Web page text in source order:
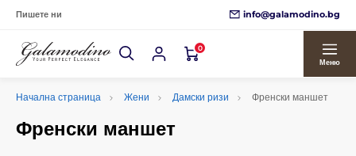
Пишете ни info@galamodino.bg
0
Меню
Начална страница Жени Дамски ризи Френски маншет
Френски маншет